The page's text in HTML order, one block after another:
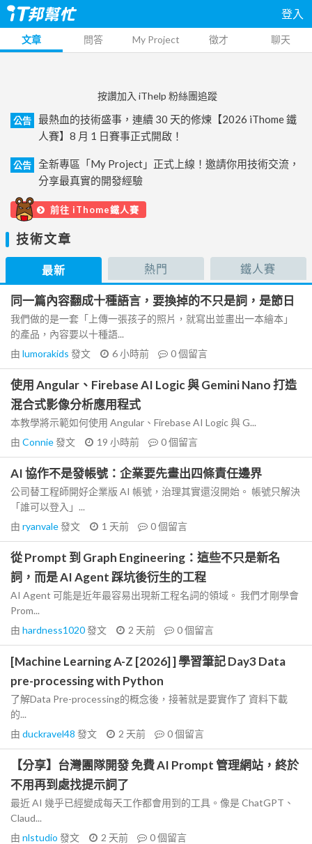
登入
文章 問答 My Project 徵才 聊天
按讚加入 iThelp 粉絲團追蹤
公告
最熱血的技術盛事，連續 30 天的修煉【2026 iThome 鐵
人賽】8 月 1 日賽事正式開啟！
公告
全新專區「My Project」正式上線！邀請你用技術交流，
分享最真實的開發經驗
前往 iThome鐵人賽
技術文章
最新 熱門 鐵人賽
同一篇內容翻成十種語言，要換掉的不只是詞，是節日
我們做的是一套「上傳一張孩子的照片，就寫出並畫出一本繪本」
的產品，內容要以十種語...
由 lumorakids 發文 6 小時前 0個留言
使用 Angular、Firebase AI Logic 與 Gemini Nano 打造
混合式影像分析應用程式
本教學將示範如何使用 Angular、Firebase AI Logic 與 G...
由 Connie發文 19 小時前 0個留言
AI 協作不是發帳號：企業要先畫出四條責任邊界
公司替工程師開好企業版 AI 帳號，治理其實還沒開始。 帳號只解決
「誰可以登入」...
由 ryanvale發文 1 天前 0個留言
從 Prompt 到 Graph Engineering：這些不只是新名
詞，而是 AI Agent 踩坑後衍生的工程
AI Agent 可能是近年最容易出現新工程名詞的領域。 我們才剛學會
Prom...
由 hardness1020發文 2 天前 0個留言
[Machine Learning A-Z [2026] ] 學習筆記 Day3 Data
pre-processing with Python
了解Data Pre-processing的概念後，接著就是要實作了 資料下載
的...
由 duckravel48 發文 2 天前 0個留言
【分享】台灣團隊開發 免費 AI Prompt 管理網站，終於
不用再到處找提示詞了
最近 AI 幾乎已經變成每天工作都會用到的工具。像是 ChatGPT、
Claud...
由 nlstudio 發文 2 天前 0個留言